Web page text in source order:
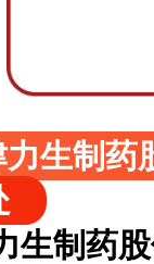
力生制药
生制药